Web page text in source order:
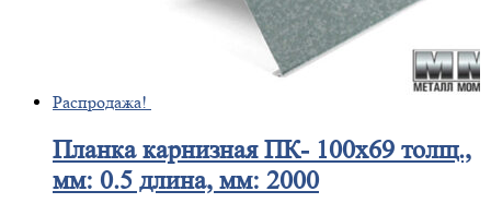
Распродажа!
Планкакарнизная ПК- 100х69 толщ.,
мм: 0.5 длина, мм: 2000